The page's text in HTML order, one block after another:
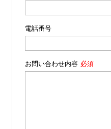
電話番号
お問い合わせ内容